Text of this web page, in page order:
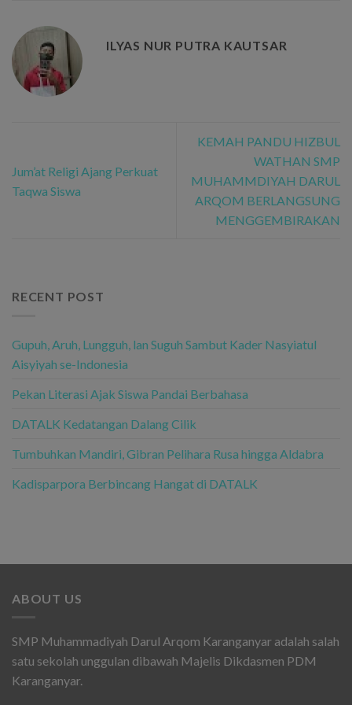
ILYAS NUR PUTRA KAUTSAR
Jum’at Religi Ajang Perkuat
Taqwa Siswa
KEMAH PANDU HIZBUL
WATHAN SMP
MUHAMMDIYAH DARUL
ARQOM BERLANGSUNG
MENGGEMBIRAKAN
RECENT POST
Gupuh, Aruh, Lungguh, lan Suguh Sambut Kader Nasyiatul
Aisyiyah se-Indonesia
Pekan Literasi Ajak Siswa Pandai Berbahasa
DATALK Kedatangan Dalang Cilik
Tumbuhkan Mandiri, Gibran Pelihara Rusa hingga Aldabra
Kadisparpora Berbincang Hangat di DATALK
ABOUT US
SMP Muhammadiyah Darul Arqom Karanganyar adalah salah
satu sekolah unggulan dibawah Majelis Dikdasmen PDM
Karanganyar.